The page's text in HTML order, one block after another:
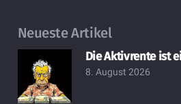
Neueste Artikel
Die Aktivrente ist
8. August 2026